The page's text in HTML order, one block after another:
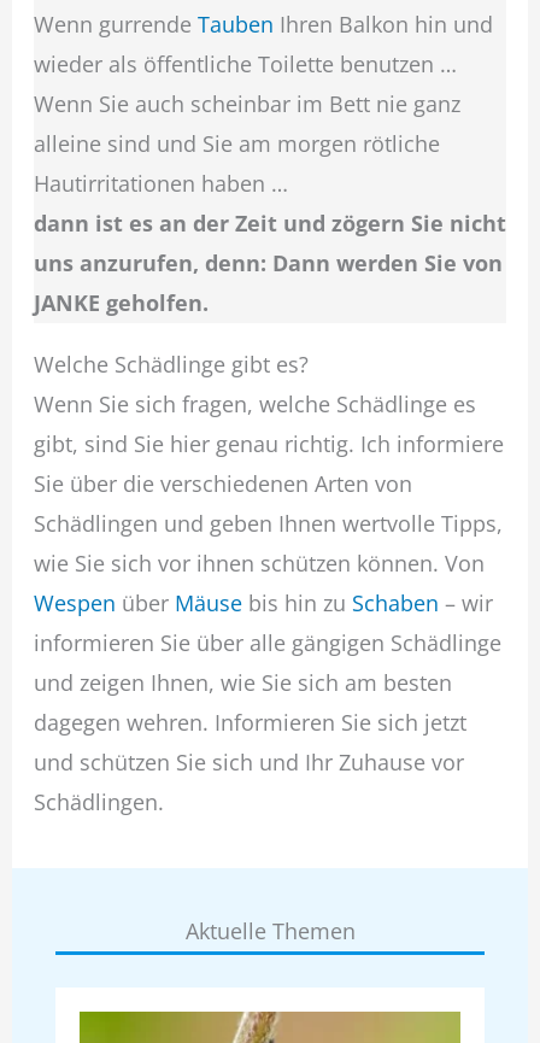
Wenn gurrende Tauben Ihren Balkon hin und
wieder als öffentliche Toilette benutzen …
Wenn Sie auch scheinbar im Bett nie ganz
alleine sind und Sie am morgen rötliche
Hautirritationen haben …
dann ist es an der Zeit und zögern Sie nicht
uns anzurufen, denn: Dann werden Sie von
JANKE geholfen.
Welche Schädlinge gibt es?
Wenn Sie sich fragen, welche Schädlinge es
gibt, sind Sie hier genau richtig. Ich informiere
Sie über die verschiedenen Arten von
Schädlingen und geben Ihnen wertvolle Tipps,
wie Sie sich vor ihnen schützen können. Von
Wespen über Mäusebis hin zu Schaben – wir
informieren Sie über alle gängigen Schädlinge
und zeigen Ihnen, wie Sie sich am besten
dagegen wehren. Informieren Sie sich jetzt
und schützen Sie sich und Ihr Zuhause vor
Schädlingen.
Aktuelle Themen